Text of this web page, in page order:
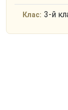
Клас: 3-й